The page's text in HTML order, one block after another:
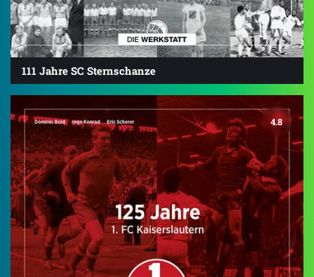
111 Jahre SC Sternschanze
4.8